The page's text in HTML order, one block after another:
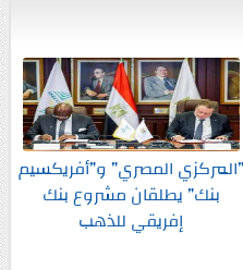
”المركزي المصري” و”أفريكسيم
بنك” يطلقان مشروع بنك
إفريقي للذهب